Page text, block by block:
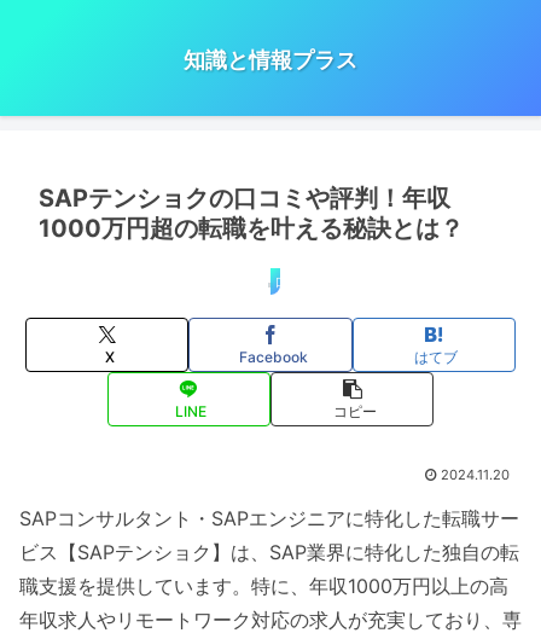
知識と情報プラス
SAPテンショクの口コミや評判！年収
1000万円超の転職を叶える秘訣とは？
口コミ・評判
X Facebook はてブ
LINE コピー
2024.11.20
SAPコンサルタント・SAPエンジニアに特化した転職サー
ビス【SAPテンショク】は、SAP業界に特化した独自の転
職支援を提供しています。特に、年収1000万円以上の高
年収求人やリモートワーク対応の求人が充実しており、専